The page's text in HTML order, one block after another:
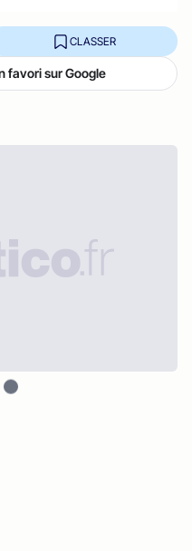
CLASSER
favori sur Google